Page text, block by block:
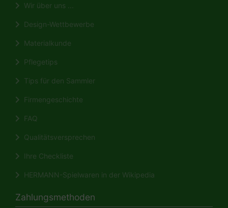
Wir über uns ...
Design-Wettbewerbe
Materialkunde
Pflegetips
Tips für den Sammler
Firmengeschichte
FAQ
Qualitätsversprechen
Ihre Checkliste
HERMANN-Spielwaren in der Wikipedia
Zahlungsmethoden